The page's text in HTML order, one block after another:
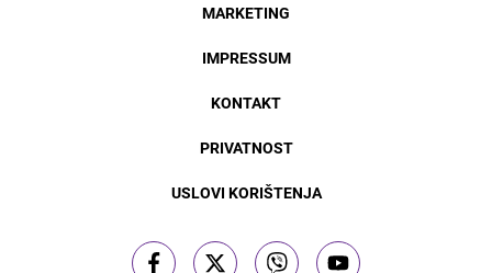
MARKETING
IMPRESSUM
KONTAKT
PRIVATNOST
USLOVI KORIŠTENJA